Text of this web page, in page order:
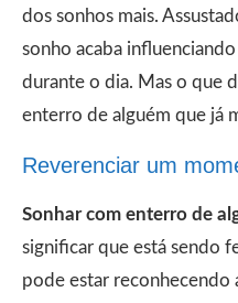
dos sonhos mais.
sonho acaba
durante o dia. Mas o que
enterro de alguém que já
Reverenciar um
Sonhar com enterro de
significar que está sendo
pode estar reconhecendo